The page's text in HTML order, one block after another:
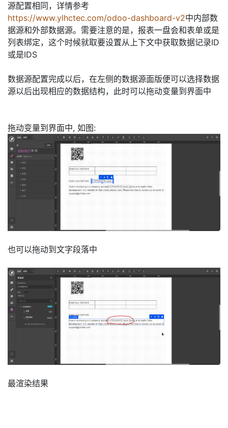
源配置相同，详情参考
https://www.ylhctec.com/odoo-dashboard-v2中内部数
据源和外部数据源。需要注意的是，报表一盘会和表单或是
列表绑定，这个时候就取要设置从上下文中获取数据记录ID
或是IDS
数据源配置完成以后，在左侧的数据源面版便可以选择数据
源以后出现相应的数据结构，此时可以拖动变量到界面中
拖动变量到界面中, 如图:
也可以拖动到文字段落中
最渲染结果